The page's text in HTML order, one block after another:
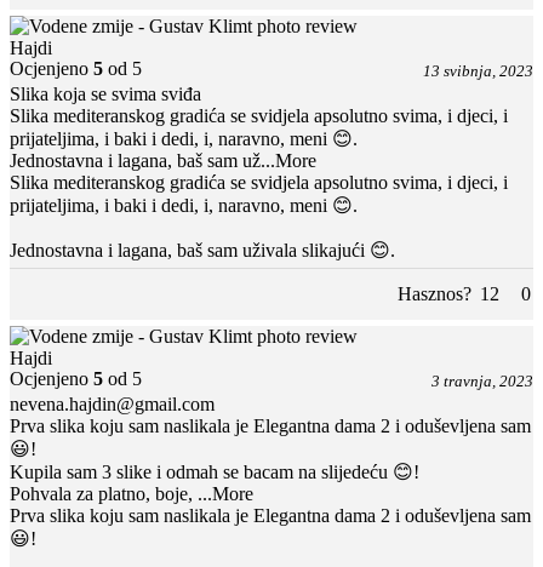
Hajdi
Ocjenjeno 5 od 5 13 svibnja, 2023
Slika koja se svima sviđa
Slika mediteranskog gradića se svidjela apsolutno svima, i djeci, i
prijateljima, i baki i dedi, i, naravno, meni 😊.
Jednostavna i lagana, baš sam už...More
Slika mediteranskog gradića se svidjela apsolutno svima, i djeci, i
prijateljima, i baki i dedi, i, naravno, meni 😊.
Jednostavna i lagana, baš sam uživala slikajući 😊.
Hasznos? 12 0
Hajdi
Ocjenjeno 5 od 5 3 travnja, 2023
nevena.hajdin@gmail.com
Prva slika koju sam naslikala je Elegantna dama 2 i oduševljena sam
😃!
Kupila sam 3 slike i odmah se bacam na slijedeću 😊!
Pohvala za platno, boje, ...More
Prva slika koju sam naslikala je Elegantna dama 2 i oduševljena sam
😃!